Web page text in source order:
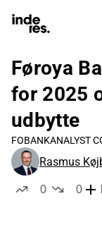
Føroya
for 2025
udbytte
FOBANKANALYST
Rasmus
0
0